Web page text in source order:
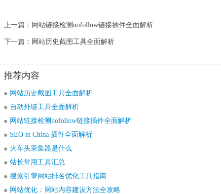
上一篇： 网站链接检测nofollow链接插件全面解析
下一篇： 网站历史截图工具全面解析
推荐内容
网站历史截图工具全面解析
自动外链工具全面解析
网站链接检测nofollow链接插件全面解析
SEO in China 插件全面解析
火车头采集器是什么
站长常用工具汇总
搜索引擎网站排名优化工具指南
网站优化：网站内容建设方法全攻略